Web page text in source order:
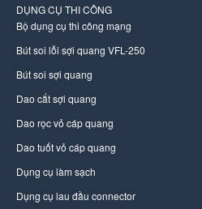
DỤNG CỤ THI CÔNG
Bộ dụng cụ thi công mạng
Bút soi lỗi sợi quang VFL-250
Bút soi sợi quang
Dao cắt sợi quang
Dao rọc vỏ cáp quang
Dao tuốt vỏ cáp quang
Dụng cụ làm sạch
Dụng cụ lau đầu connector